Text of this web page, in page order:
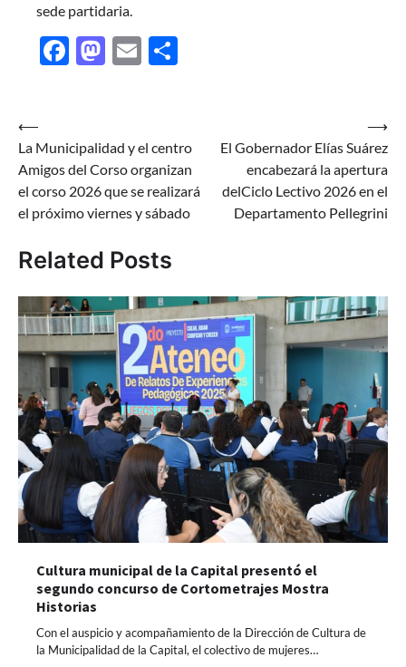
sede partidaria.
Facebook
Mastodon
Email
Navegación
de
entradas
⟵
La Municipalidad y el centro
Amigos del Corso organizan
el corso 2026 que se realizará
el próximo viernes y sábado
El Gobernador Elías Suárez
encabezará la apertura
delCiclo Lectivo 2026 en el
Departamento Pellegrini
⟶
Related Posts
Cultura municipal de la Capital presentó el
segundo concurso de Cortometrajes Mostra
Historias
Con el auspicio y acompañamiento de la Dirección de Cultura de
la Municipalidad de la Capital, el colectivo de mujeres…